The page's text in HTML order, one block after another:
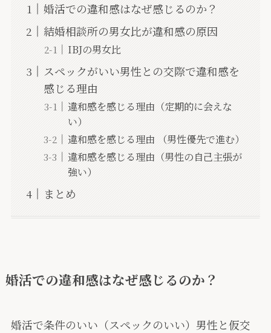
婚活での違和感はなぜ感じるのか？
結婚相談所の男女比が違和感の原因
IBJの男女比
スペックがいい男性との交際で違和感を
感じる理由
違和感を感じる理由（定期的に会えな
い）
違和感を感じる理由 （男性優先で進む）
違和感を感じる理由（男性の自己主張が
強い）
まとめ
婚活での違和感はなぜ感じるのか？
婚活で条件のいい（スペックのいい）男性と仮交